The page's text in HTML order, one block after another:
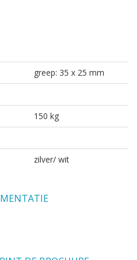
greep: 35 x 25 mm
150 kg
zilver/ wit